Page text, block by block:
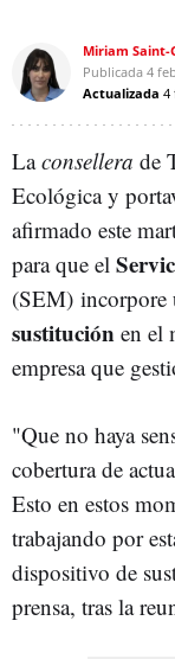
Miriam Saint-
Publicada 4
Actualizada 4
Laconsellera de
Ecológica y
afirmado este
para que el
(SEM) incorpore
sustitución en el
empresa que
"Que no haya
cobertura de
Esto en estos
trabajando por
dispositivo de
prensa, tras la